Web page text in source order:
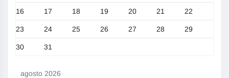
agosto 2026
16 17 18 19 20 21 22
23 24 25 26 27 28 29
30 31